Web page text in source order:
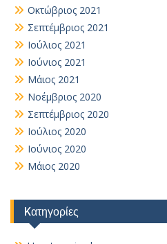
Οκτώβριος 2021
Σεπτέμβριος 2021
Ιούλιος 2021
Ιούνιος 2021
Μάιος 2021
Νοέμβριος 2020
Σεπτέμβριος 2020
Ιούλιος 2020
Ιούνιος 2020
Μάιος 2020
Kατηγορίες